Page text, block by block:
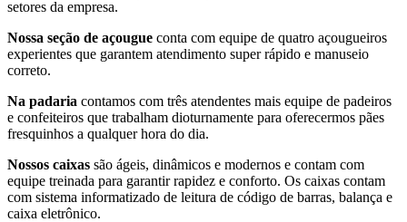
setores da empresa.
Nossa seção de açougue conta com equipe de quatro açougueiros
experientes que garantem atendimento super rápido e manuseio
correto.
Na padaria contamos com três atendentes mais equipe de padeiros
e confeiteiros que trabalham dioturnamente para oferecermos pães
fresquinhos a qualquer hora do dia.
Nossos caixas são ágeis, dinâmicos e modernos e contam com
equipe treinada para garantir rapidez e conforto. Os caixas contam
com sistema informatizado de leitura de código de barras, balança e
caixa eletrônico.